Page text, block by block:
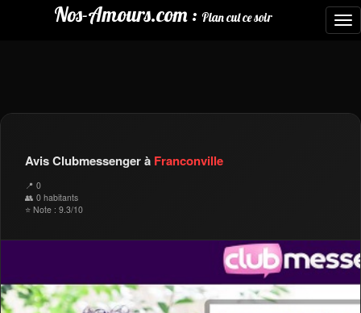
Nos-Amours.com : Plan cul ce soir
Avis Clubmessenger à Franconville
📍 0
👥 0 habitants
⭐ Note : 9.3/10